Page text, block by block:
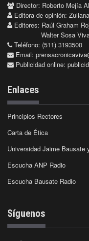
Director: Roberto Mejía
Editora de opinión:
Editores: Raúl Graham
Walter Sosa
Teléfono: (511) 3193500
Email:
Publicidad online:
Enlaces
Principios Rectores
Carta de Ética
Universidad Jaime Bausate
Escucha ANP Radio
Escucha Bausate Radio
Síguenos